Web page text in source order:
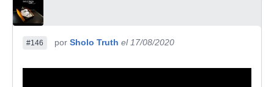
#146 por Sholo Truth el 17/08/2020